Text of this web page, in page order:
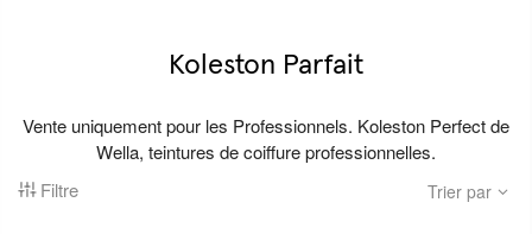
Koleston Parfait
Vente uniquement pour les Professionnels. Koleston Perfect de
Wella, teintures de coiffure professionnelles.
Filtre
Trier par